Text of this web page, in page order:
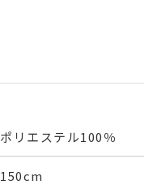
ポリエステル100％
150cm